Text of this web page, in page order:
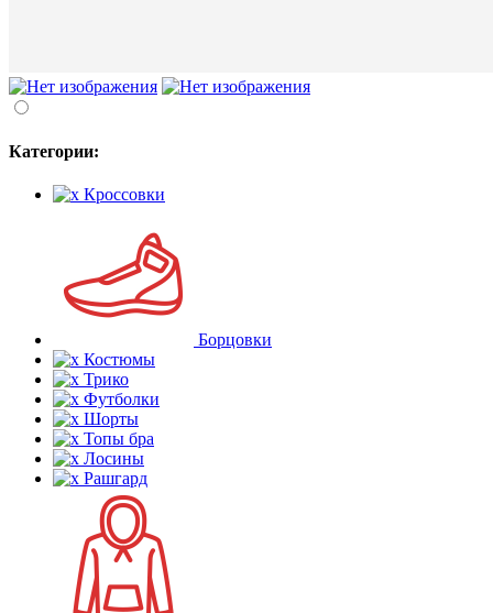
Категории:
Кроссовки
Борцовки
Костюмы
Трико
Футболки
Шорты
Топы бра
Лосины
Рашгард